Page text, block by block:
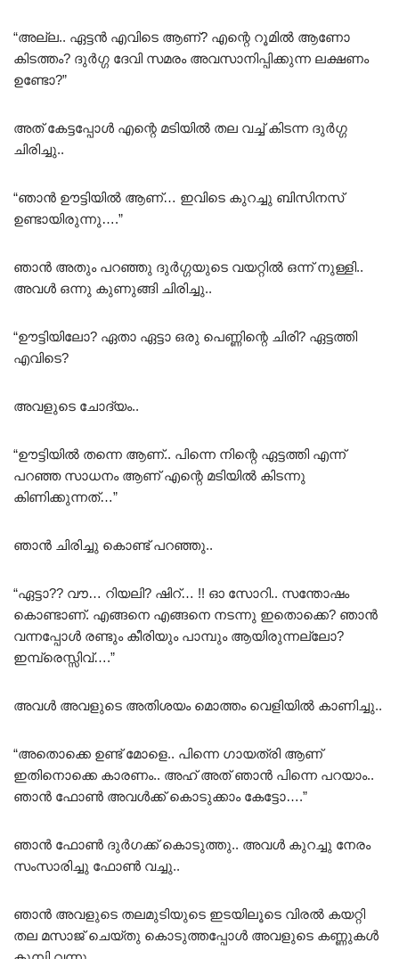
“അല്ല.. ഏട്ടൻ എവിടെ ആണ്? എന്റെ റൂമിൽ ആണോ
കിടത്തം? ദുർഗ്ഗ ദേവി സമരം അവസാനിപ്പിക്കുന്ന ലക്ഷണം
ഉണ്ടോ?”
അത് കേട്ടപ്പോൾ എന്റെ മടിയിൽ തല വച്ച് കിടന്ന ദുർഗ്ഗ
ചിരിച്ചു..
“ഞാൻ ഊട്ടിയിൽ ആണ്… ഇവിടെ കുറച്ചു ബിസിനസ്
ഉണ്ടായിരുന്നു….”
ഞാൻ അതും പറഞ്ഞു ദുർഗ്ഗയുടെ വയറ്റിൽ ഒന്ന് നുള്ളി..
അവൾ ഒന്നു കുണുങ്ങി ചിരിച്ചു..
“ഊട്ടിയിലോ? ഏതാ ഏട്ടാ ഒരു പെണ്ണിന്റെ ചിരി? ഏട്ടത്തി
എവിടെ?
അവളുടെ ചോദ്യം..
“ഊട്ടിയിൽ തന്നെ ആണ്.. പിന്നെ നിന്റെ ഏട്ടത്തി എന്ന്
പറഞ്ഞ സാധനം ആണ് എന്റെ മടിയിൽ കിടന്നു
കിണിക്കുന്നത്…”
ഞാൻ ചിരിച്ചു കൊണ്ട് പറഞ്ഞു..
“ഏട്ടാ?? വൗ… റിയലി? ഷിറ്… !! ഓ സോറി.. സന്തോഷം
കൊണ്ടാണ്. എങ്ങനെ എങ്ങനെ നടന്നു ഇതൊക്കെ? ഞാൻ
വന്നപ്പോൾ രണ്ടും കീരിയും പാമ്പും ആയിരുന്നല്ലോ?
ഇമ്പ്രെസ്സിവ്….”
അവൾ അവളുടെ അതിശയം മൊത്തം വെളിയിൽ കാണിച്ചു..
“അതൊക്കെ ഉണ്ട് മോളെ.. പിന്നെ ഗായത്രി ആണ്
ഇതിനൊക്കെ കാരണം.. അഹ് അത് ഞാൻ പിന്നെ പറയാം..
ഞാൻ ഫോൺ അവൾക്ക് കൊടുക്കാം കേട്ടോ….”
ഞാൻ ഫോൺ ദുർഗക്ക് കൊടുത്തു.. അവൾ കുറച്ചു നേരം
സംസാരിച്ചു ഫോൺ വച്ചു..
ഞാൻ അവളുടെ തലമുടിയുടെ ഇടയിലൂടെ വിരൽ കയറ്റി
തല മസാജ് ചെയ്തു കൊടുത്തപ്പോൾ അവളുടെ കണ്ണുകൾ